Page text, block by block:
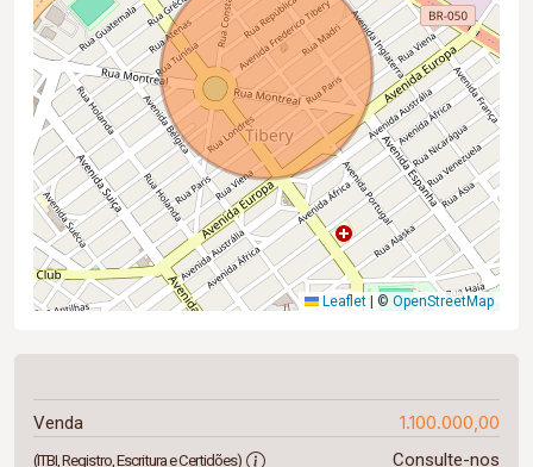
Leaflet | © OpenStreetMap
Venda 1.100.000,00
(ITBI, Registro, Escritura e Certidões) Consulte-nos